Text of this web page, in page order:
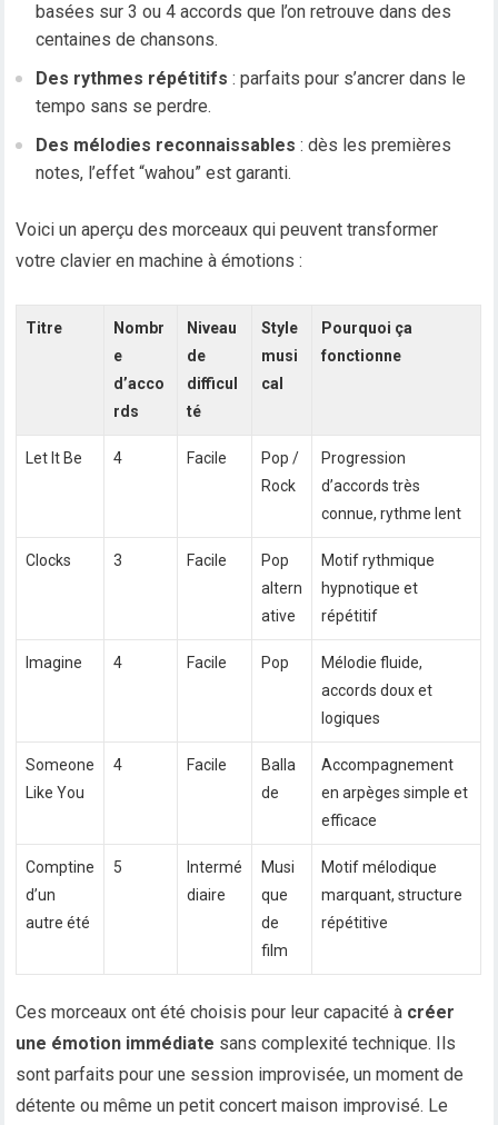
basées sur 3 ou 4 accords que l’on retrouve dans des
centaines de chansons.
Des rythmes répétitifs : parfaits pour s’ancrer dans le
tempo sans se perdre.
Des mélodies reconnaissables : dès les premières
notes, l’effet “wahou” est garanti.
Voici un aperçu des morceaux qui peuvent transformer
votre clavier en machine à émotions :
Titre
Nombr
e
d’acco
rds
Niveau
de
difficul
té
Style
musi
cal
Pourquoi ça
fonctionne
Let It Be 4 Facile
Pop /
Rock
Progression
d’accords très
connue, rythme lent
Clocks 3 Facile
Pop
altern
ative
Motif rythmique
hypnotique et
répétitif
Imagine 4 Facile Pop
Mélodie fluide,
accords doux et
logiques
Someone
Like You
4 Facile
Balla
de
Accompagnement
en arpèges simple et
efficace
Comptine
d’un
autre été
5
Intermé
diaire
Musi
que
de
film
Motif mélodique
marquant, structure
répétitive
Ces morceaux ont été choisis pour leur capacité à créer
une émotion immédiate sans complexité technique. Ils
sont parfaits pour une session improvisée, un moment de
détente ou même un petit concert maison improvisé. Le